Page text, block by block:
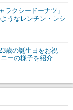
ラクシードーナツ」
うなレンチン・レシ
歳の誕生日をお祝
ーの様子を紹介